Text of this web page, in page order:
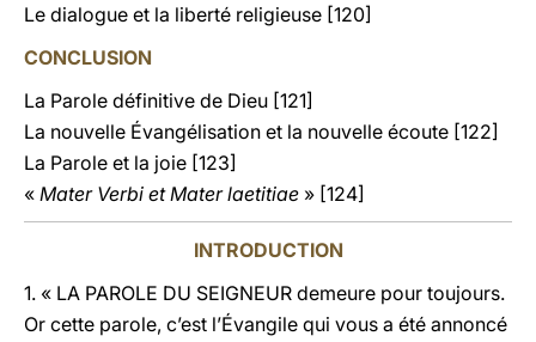
Le dialogue et la liberté religieuse [120]
CONCLUSION
La Parole définitive de Dieu [121]
La nouvelle Évangélisation et la nouvelle écoute [122]
La Parole et la joie [123]
« Mater Verbi et Mater laetitiae » [124]
INTRODUCTION
1. « LA PAROLE DU SEIGNEUR demeure pour toujours.
Or cette parole, c’est l’Évangile qui vous a été annoncé